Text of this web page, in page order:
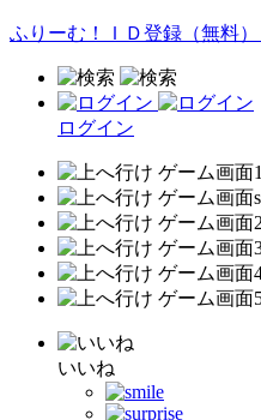
ふりーむ！ＩＤ登録（無料）
ログイン
いいね